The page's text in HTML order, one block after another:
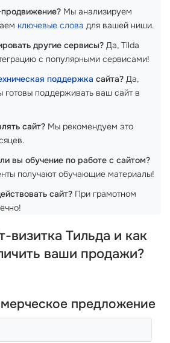
Мы анализируем
ключевые слова для вашей ниши.
другие сервисы? Да, Tilda
с популярными сервисами!
поддержка сайта? Да,
готовы поддерживать ваш сайт в
сайт? Мы рекомендуем это
вы обучение по работе с сайтом?
получают обучающие материалы!
сайт? При грамотном
визитка Тильда и как
ваши продажи?
предложение